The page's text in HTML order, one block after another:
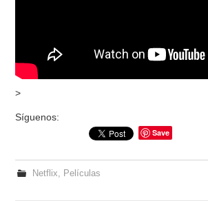
>
Síguenos:
Save
Netflix, Películas